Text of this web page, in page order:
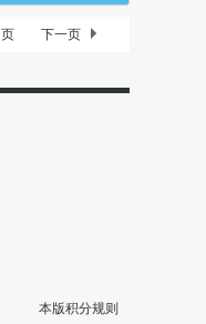
下一页
本版积分规则